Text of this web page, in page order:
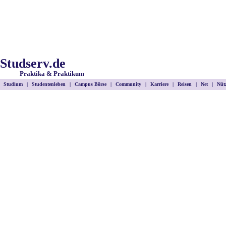
Studserv.de
Praktika & Praktikum
Studium | Studentenleben | Campus Börse | Community | Karriere | Reisen | Net |